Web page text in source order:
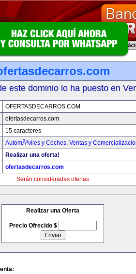
este dominio lo ha puesto en
OFERTASDECARROS.COM
ofertasdecarros.com
15 caracteres
AutomÃ³viles y Coches, Ventas y
Realizar una oferta!
ofertasdecarros.com
Serán consideradas ofertas
Realizar una Oferta
Precio Ofrecido $